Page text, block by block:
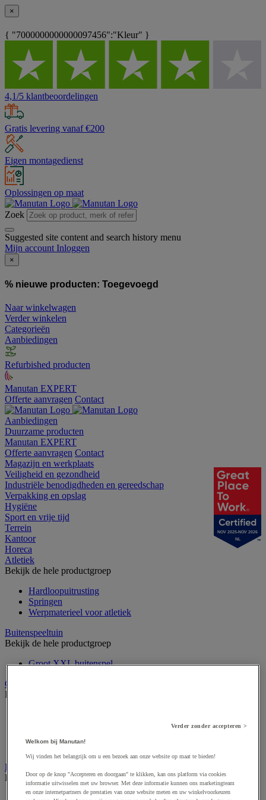
×
{ "7000000000000097456":"Kleur" }
4,1/5 klantbeoordelingen
Gratis levering vanaf €200
Eigen montagedienst
Oplossingen op maat
Zoek
Suggested site content and search history menu
Mijn account Inloggen
×
% nieuwe producten: Toegevoegd
Naar winkelwagen
Verder winkelen
Categorieën
Aanbiedingen
Refurbished producten
Manutan EXPERT
Offerte aanvragen Contact
Aanbiedingen
Duurzame producten
Manutan EXPERT
Offerte aanvragen Contact
Magazijn en werkplaats
Veiligheid en gezondheid
Industriële benodigdheden en gereedschap
Verpakking en opslag
Hygiëne
Sport en vrije tijd
Terrein
Kantoor
Horeca
Atletiek
Bekijk de hele productgroep
Hardloopuitrusting
Springen
Werpmaterieel voor atletiek
Buitenspeeltuin
Bekijk de hele productgroep
Groot XXL buitenspel
Gymnastiek en artistieke sport
Bekijk de hele productgroep
Turntoestel
Krachttraining en fitness
Bekijk de hele productgroep
Fitnessapparaat
NOV 2025-NOV 2026
NL
Verder zonder accepteren >
Welkom bij Manutan!
Wij vinden het belangrijk om u een bezoek aan onze website op maat te bieden!
Door op de knop "Accepteren en doorgaan" te klikken, kan ons platform via cookies
informatie uitwisselen met uw browser. Met deze informatie kunnen ons marketingteam
en onze internetpartners de prestaties van onze website meten en uw winkelvoorkeuren